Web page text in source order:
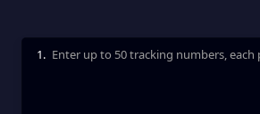
Enter up to 50 tracking numbers, each
1.